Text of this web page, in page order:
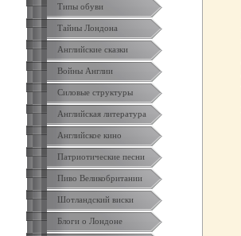
Типы обуви
Тайны Лондона
Английские сказки
Войны Англии
Силовые структуры
Английская литература
Английское кино
Патриотические песни
Пиво Великобритании
Шотландский виски
Блоги о Лондоне